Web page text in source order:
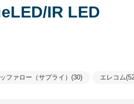
IR LED
ファロー（サプライ）(30) エレコム